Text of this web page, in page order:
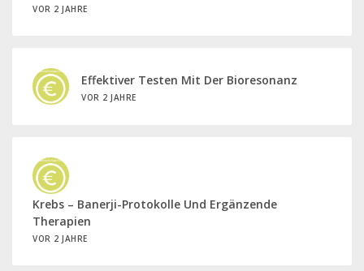
VOR 2 JAHRE
Effektiver Testen Mit Der Bioresonanz
VOR 2 JAHRE
Krebs – Banerji-Protokolle Und Ergänzende
Therapien
VOR 2 JAHRE